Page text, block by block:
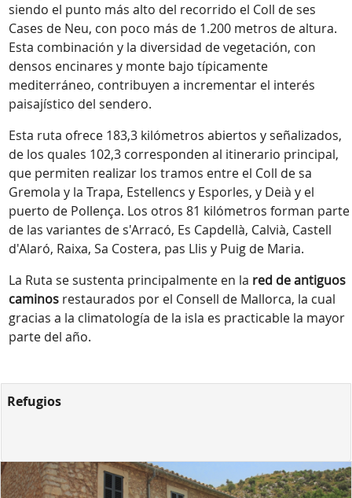
siendo el punto más alto del recorrido el Coll de ses
Cases de Neu, con poco más de 1.200 metros de altura.
Esta combinación y la diversidad de vegetación, con
densos encinares y monte bajo típicamente
mediterráneo, contribuyen a incrementar el interés
paisajístico del sendero.
Esta ruta ofrece 183,3 kilómetros abiertos y señalizados,
de los quales 102,3 corresponden al itinerario principal,
que permiten realizar los tramos entre el Coll de sa
Gremola y la Trapa, Estellencs y Esporles, y Deià y el
puerto de Pollença. Los otros 81 kilómetros forman parte
de las variantes de s'Arracó, Es Capdellà, Calvià, Castell
d'Alaró, Raixa, Sa Costera, pas Llis y Puig de Maria.
La Ruta se sustenta principalmente en la red de antiguos
caminos restaurados por el Consell de Mallorca, la cual
gracias a la climatología de la isla es practicable la mayor
parte del año.
Refugios